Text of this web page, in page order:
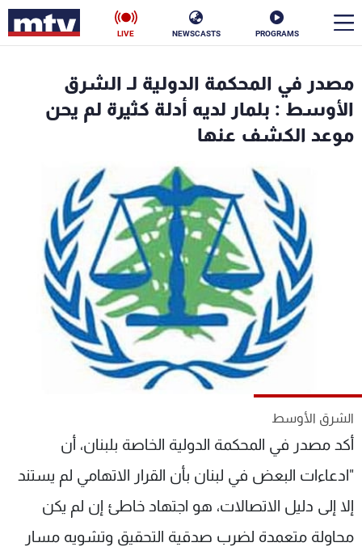
PROGRAMS
NEWSCASTS
LIVE
مصدر في المحكمة الدولية لـ الشرق
الأوسط : بلمار لديه أدلة كثيرة لم يحن
موعد الكشف عنها
الشرق الأوسط
أكد مصدر في المحكمة الدولية الخاصة بلبنان، أن
"ادعاءات البعض في لبنان بأن القرار الاتهامي لم يستند
إلا إلى دليل الاتصالات، هو اجتهاد خاطئ إن لم يكن
محاولة متعمدة لضرب صدقية التحقيق وتشويه مسار
الأخبار
سياسة
فن
منوعات رياضة
كأس العالم
جدول البرامج
الترددات
عن MTV
الإنـتـاج
وظائف
تواصل معنا
شروط الإسـتخدام
سياسة الخصوصية